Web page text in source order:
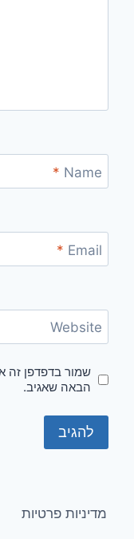
Name
*
Email
*
Website
שמור בדפדפן זה
הבאה שאגיב.
מדיניות פרטיות